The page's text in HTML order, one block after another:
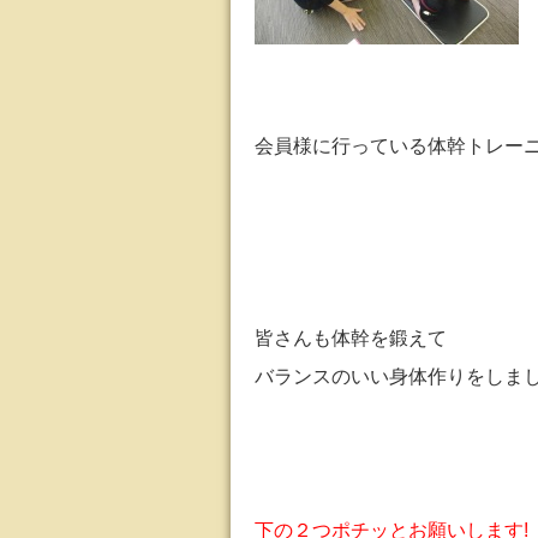
会員様に行っている体幹トレー
皆さんも体幹を鍛えて
バランスのいい身体作りをしま
下の２つポチッとお願いします!